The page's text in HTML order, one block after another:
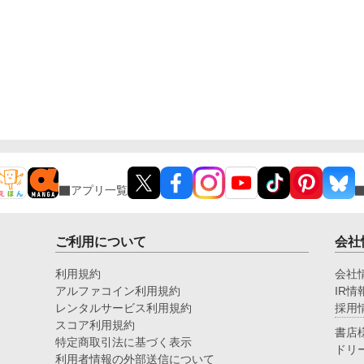
アプリ一覧
ご利用について
利用規約
アルファコイン利用規約
レンタルサービス利用規約
スコア利用規約
特定商取引法に基づく表示
利用者情報の外部送信について
会社
会社
IR情
採用
書店
ドリ